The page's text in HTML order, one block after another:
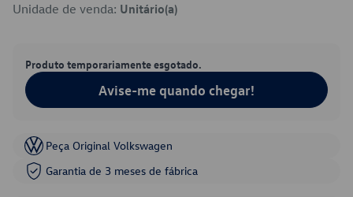
Unidade de venda: Unitário(a)
Produto temporariamente esgotado.
Avise-me quando chegar!
Peça Original Volkswagen
Garantia de 3 meses de fábrica